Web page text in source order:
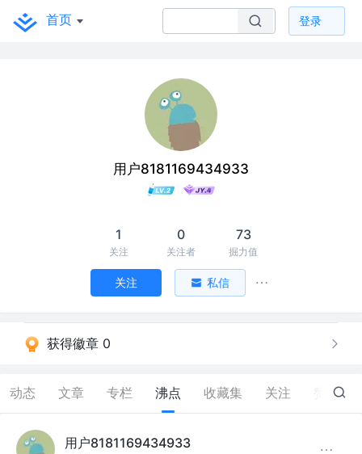
首页 登录
用户8181169434933
1
关注
0
关注者
73
掘力值
关注 私信
获得徽章 0
动态 文章 专栏 沸点 收藏集 关注 0
用户8181169434933